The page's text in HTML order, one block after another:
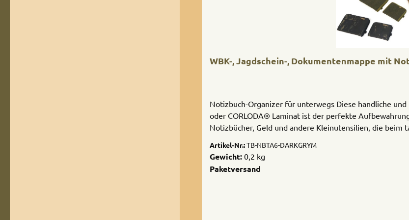
WBK-, Jagdschein-, Dokumentenmappe mit
Notizbuch-Organizer für unterwegs Diese handliche und robuste Dokumentenmappe aus wahlweise 500D Cordura
oder CORLODA® Laminat ist der perfekte
Notizbücher, Geld und andere Kleinutensilien, die beim
Variante in DIN A6 eignet sich hervorragend für
natürlich auch Stifthalter eingenäht. Darüber hinaus
Jagdscheine, Schießbücher oder auch EC-Karten,
Artikel-Nr.:TB-NBTA6-DARKGRYM
Gewicht: 0,2 kg
Paketversand